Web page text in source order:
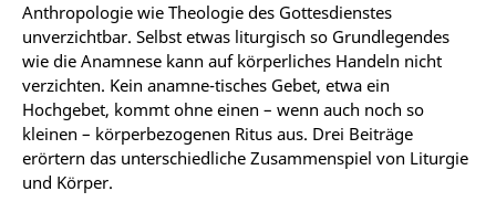
Anthropologie wie Theologie des Gottesdienstes
unverzichtbar. Selbst etwas liturgisch so Grundlegendes
wie die Anamnese kann auf körperliches Handeln nicht
verzichten. Kein anamne-tisches Gebet, etwa ein
Hochgebet, kommt ohne einen – wenn auch noch so
kleinen – körperbezogenen Ritus aus. Drei Beiträge
erörtern das unterschiedliche Zusammenspiel von Liturgie
und Körper.